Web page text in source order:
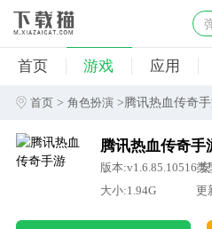
首页 游戏 应用
首页 >角色扮演 >腾讯热血传奇
腾讯热血传奇手
版本:v1.6.85.10516类
大小:1.94G
更